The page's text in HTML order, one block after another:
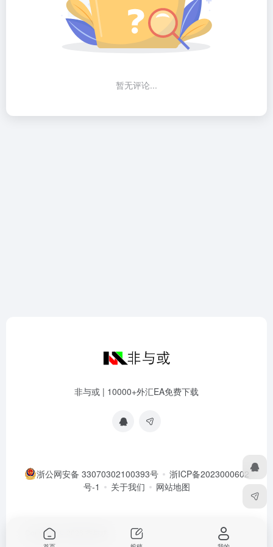
暂无评论...
非与或 | 10000+外汇EA免费下载
浙公网安备 33070302100393号
浙ICP备2023000602
号-1
关于我们 网站地图
Copyright © 2026